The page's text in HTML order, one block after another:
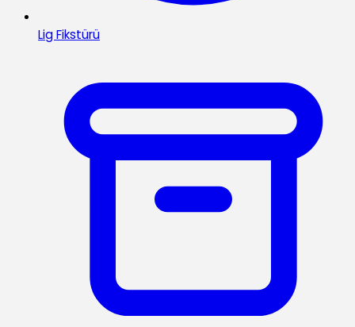
Lig Fikstürü